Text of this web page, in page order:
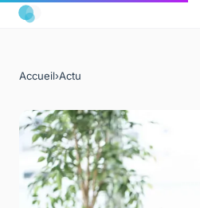
Accueil›Actu